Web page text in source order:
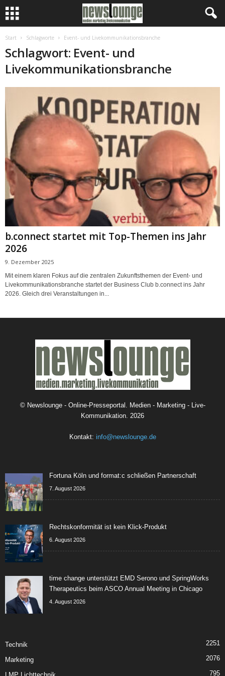
Start Schlagworte Event- und Livekommunikationsbranche
Schlagwort: Event- und
Livekommunikationsbranche
b.connect startet mit Top-Themen ins Jahr
2026
9. Dezember 2025
Mit einem klaren Fokus auf die zentralen Zukunftsthemen der Event- und
Livekommunikationsbranche startet der Business Club b.connect ins Jahr
2026. Gleich drei Veranstaltungen in...
© Newslounge - Online-Presseportal. Medien - Marketing - Live-
Kommunikation. 2026
Kontakt: info@newslounge.de
Fortuna Köln und format:c schließen Partnerschaft
7. August 2026
Rechtskonformität ist kein Klick-Produkt
6. August 2026
time change unterstützt EMD Serono und SpringWorks
Therapeutics beim ASCO Annual Meeting in Chicago
4. August 2026
Technik 2251
Marketing 2076
795